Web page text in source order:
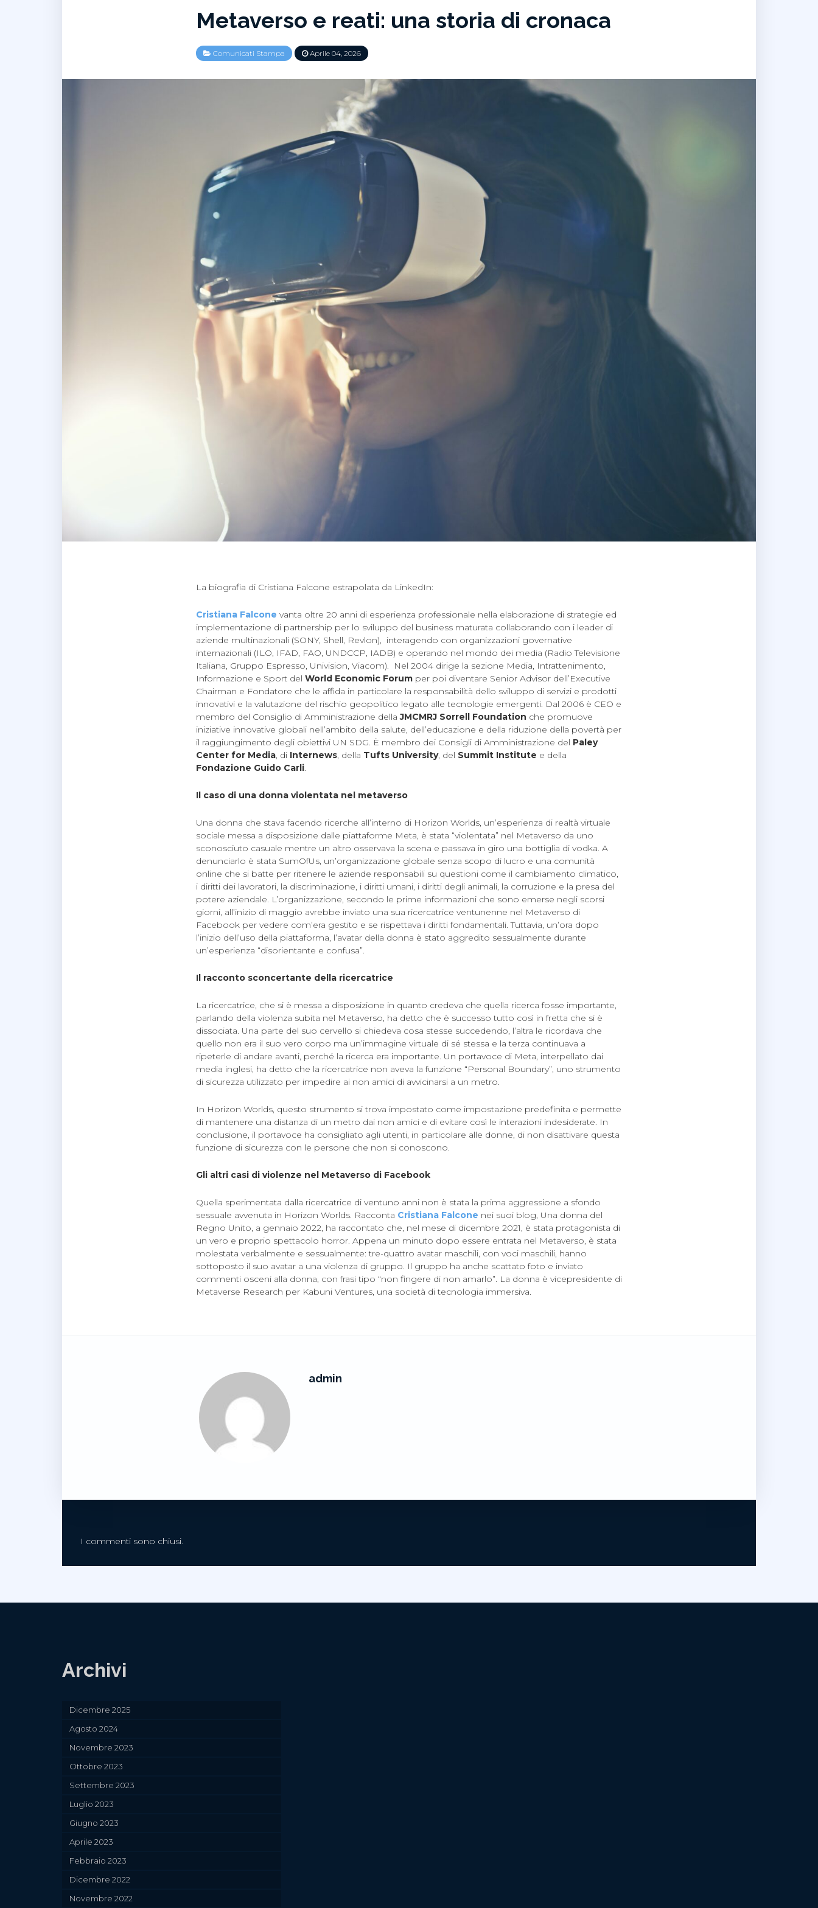
Metaverso e reati: una storia di cronaca
Comunicati Stampa Aprile 04, 2026
La biografia di Cristiana Falcone estrapolata da LinkedIn:
Cristiana Falcone vanta oltre 20 anni di esperienza professionale nella elaborazione di strategie ed
implementazione di partnership per lo sviluppo del business maturata collaborando con i leader di
aziende multinazionali (SONY, Shell, Revlon), interagendo con organizzazioni governative
internazionali (ILO, IFAD, FAO, UNDCCP, IADB) e operando nel mondo dei media (Radio Televisione
Italiana, Gruppo Espresso, Univision, Viacom). Nel 2004 dirige la sezione Media, Intrattenimento,
Informazione e Sport del World Economic Forum per poi diventare Senior Advisor dell’Executive
Chairman e Fondatore che le affida in particolare la responsabilità dello sviluppo di servizi e prodotti
innovativi e la valutazione del rischio geopolitico legato alle tecnologie emergenti. Dal 2006 è CEO e
membro del Consiglio di Amministrazione dellaJMCMRJ Sorrell Foundation che promuove
iniziative innovative globali nell’ambito della salute, dell’educazione e della riduzione della povertà per
il raggiungimento degli obiettivi UN SDG. È membro dei Consigli di Amministrazione del Paley
Center for Media, di Internews, della Tufts University, del Summit Institute e della
Fondazione Guido Carli.
Il caso di una donna violentata nel metaverso
Una donna che stava facendo ricerche all’interno di Horizon Worlds, un’esperienza di realtà virtuale
sociale messa a disposizione dalle piattaforme Meta, è stata “violentata” nel Metaverso da uno
sconosciuto casuale mentre un altro osservava la scena e passava in giro una bottiglia di vodka. A
denunciarlo è stata SumOfUs, un’organizzazione globale senza scopo di lucro e una comunità
online che si batte per ritenere le aziende responsabili su questioni come il cambiamento climatico,
i diritti dei lavoratori, la discriminazione, i diritti umani, i diritti degli animali, la corruzione e la presa del
potere aziendale. L’organizzazione, secondo le prime informazioni che sono emerse negli scorsi
giorni, all’inizio di maggio avrebbe inviato una sua ricercatrice ventunenne nel Metaverso di
Facebook per vedere com’era gestito e se rispettava i diritti fondamentali. Tuttavia, un’ora dopo
l’inizio dell’uso della piattaforma, l’avatar della donna è stato aggredito sessualmente durante
un’esperienza “disorientante e confusa”.
Il racconto sconcertante della ricercatrice
La ricercatrice, che si è messa a disposizione in quanto credeva che quella ricerca fosse importante,
parlando della violenza subita nel Metaverso, ha detto che è successo tutto così in fretta che si è
dissociata. Una parte del suo cervello si chiedeva cosa stesse succedendo, l’altra le ricordava che
quello non era il suo vero corpo ma un’immagine virtuale di sé stessa e la terza continuava a
ripeterle di andare avanti, perché la ricerca era importante. Un portavoce di Meta, interpellato dai
media inglesi, ha detto che la ricercatrice non aveva la funzione “Personal Boundary”, uno strumento
di sicurezza utilizzato per impedire ai non amici di avvicinarsi a un metro.
In Horizon Worlds, questo strumento si trova impostato come impostazione predefinita e permette
di mantenere una distanza di un metro dai non amici e di evitare così le interazioni indesiderate. In
conclusione, il portavoce ha consigliato agli utenti, in particolare alle donne, di non disattivare questa
funzione di sicurezza con le persone che non si conoscono.
Gli altri casi di violenze nel Metaverso di Facebook
Quella sperimentata dalla ricercatrice di ventuno anni non è stata la prima aggressione a sfondo
sessuale avvenuta in Horizon Worlds. Racconta Cristiana Falcone nei suoi blog, Una donna del
Regno Unito, a gennaio 2022, ha raccontato che, nel mese di dicembre 2021, è stata protagonista di
un vero e proprio spettacolo horror. Appena un minuto dopo essere entrata nel Metaverso, è stata
molestata verbalmente e sessualmente: tre-quattro avatar maschili, con voci maschili, hanno
sottoposto il suo avatar a una violenza di gruppo. Il gruppo ha anche scattato foto e inviato
commenti osceni alla donna, con frasi tipo “non fingere di non amarlo”. La donna è vicepresidente di
Metaverse Research per Kabuni Ventures, una società di tecnologia immersiva.
admin
I commenti sono chiusi.
Archivi
Dicembre 2025
Agosto 2024
Novembre 2023
Ottobre 2023
Settembre 2023
Luglio 2023
Giugno 2023
Aprile 2023
Febbraio 2023
Dicembre 2022
Novembre 2022